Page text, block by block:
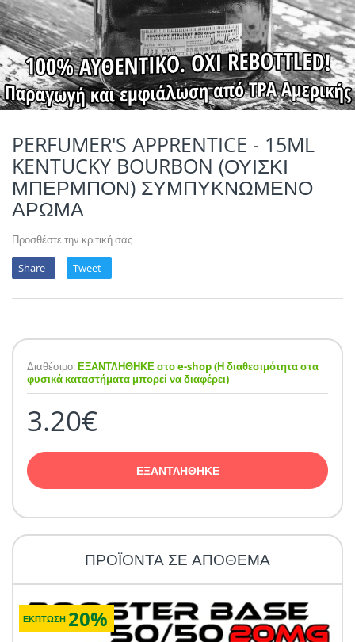
VIKINGS VAP &
POTION
QUACK'S JUICE
REVOLUTE
YUM!
PERFUMER'S APPRENTICE - 15ML
KENTUCKY BOURBON (ΟΥΙΣΚΙ
ΜΠΕΡΜΠΟΝ) ΣΥΜΠΥΚΝΩΜΕΝΟ
ΑΡΩΜΑ
Προσθέστε την κριτική σας
Share
Tweet
Διαθέσιμο:ΕΞΑΝΤΛΗΘΗΚΕ στο e-shop (Η διαθεσιμότητα στα
φυσικά καταστήματα μπορεί να διαφέρει)
3.20€
ΕΞΑΝΤΛΗΘΗΚΕ
ΠΡΟΪΟΝΤΑ ΣΕ ΑΠΟΘΕΜΑ
ΕΚΠΤΩΣΗ 20%